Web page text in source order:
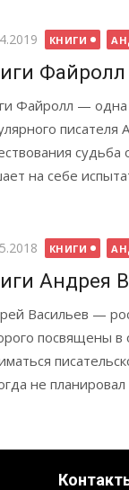
КНИГИ
Файролл — одна
писателя
на себе
КНИГИ
Андрея
Васильев —
посвящены в
не